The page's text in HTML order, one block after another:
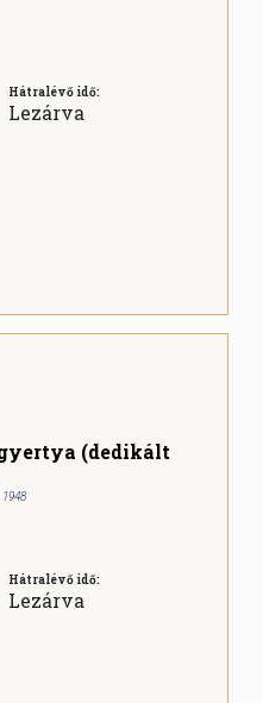
Hátralévő idő:
Lezárva
(dedikált
1948
Hátralévő idő:
Lezárva